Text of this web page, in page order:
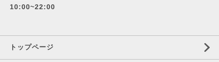
10:00~22:00
トップページ